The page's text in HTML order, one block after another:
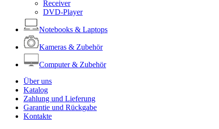
Receiver
DVD-Player
Notebooks & Laptops
Kameras & Zubehör
Computer & Zubehör
Über uns
Katalog
Zahlung und Lieferung
Garantie und Rückgabe
Kontakte